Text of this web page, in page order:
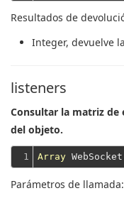
Resultados de
Integer, devuelve
listeners
Consultar la matriz de
del objeto.
1 Array
Parámetros de llamada: